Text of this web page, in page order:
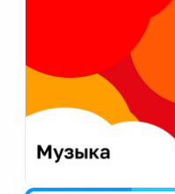
Екатеринбург
Калининград
Калуга